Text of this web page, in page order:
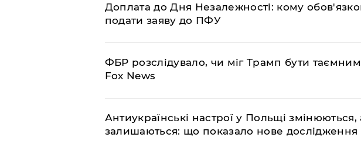
Доплата до Дня Незалежності: кому
подати заяву до ПФУ
ФБР розслідувало, чи міг Трамп бути таємним
Fox News
Антиукраїнські настрої у Польщі
залишаються: що показало нове дослідження